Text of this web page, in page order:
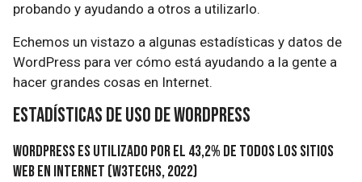
probando y ayudando a otros a utilizarlo.
Echemos un vistazo a algunas estadísticas y datos de
WordPress para ver cómo está ayudando a la gente a
hacer grandes cosas en Internet.
Estadísticas de uso de WordPress
WordPress es utilizado por el 43,2% de todos los sitios
web en Internet (W3Techs, 2022)